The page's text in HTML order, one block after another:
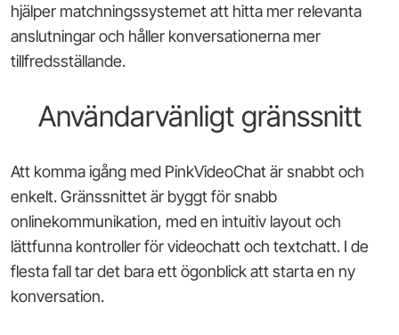
hjälper matchningssystemet att hitta mer relevanta
anslutningar och håller konversationerna mer
tillfredsställande.
Användarvänligt gränssnitt
Att komma igång med PinkVideoChat är snabbt och
enkelt. Gränssnittet är byggt för snabb
onlinekommunikation, med en intuitiv layout och
lättfunna kontroller för videochatt och textchatt. I de
flesta fall tar det bara ett ögonblick att starta en ny
konversation.